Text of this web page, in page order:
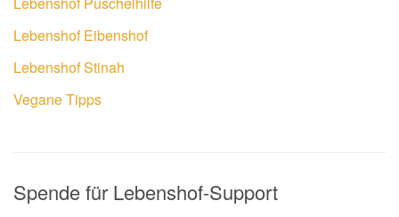
Lebenshof Eibenshof
Lebenshof Stinah
Vegane Tipps
Spende für Lebenshof-Support